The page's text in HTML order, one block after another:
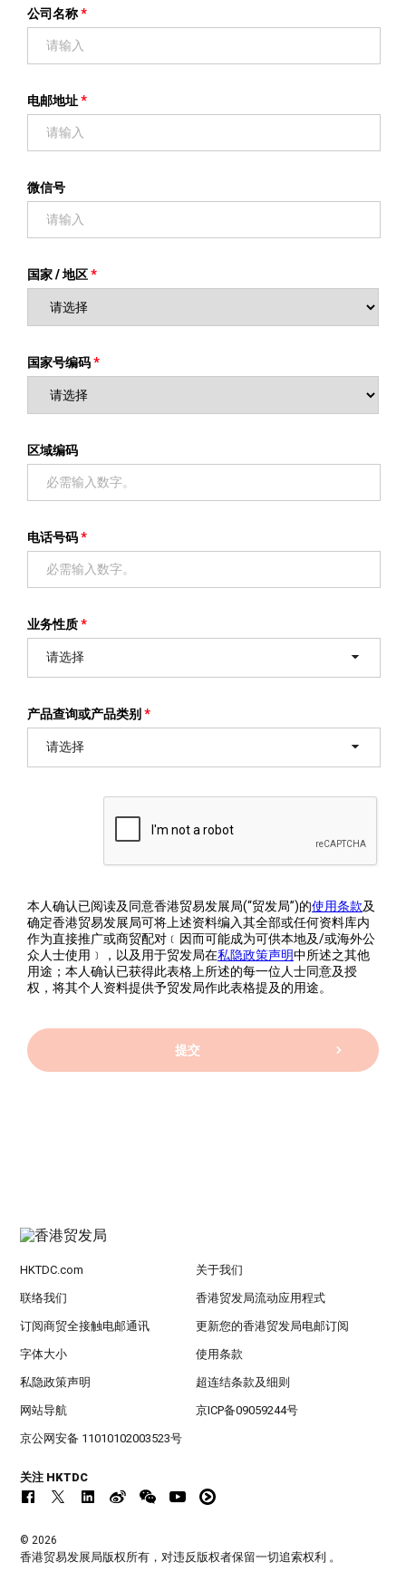
公司名称
电邮地址
微信号
国家 / 地区
国家号编码
区域编码
电话号码
业务性质
请选择
产品查询或产品类别
请选择
本人确认已阅读及同意香港贸易发展局(“贸发局”)的使用条款及
确定香港贸易发展局可将上述资料编入其全部或任何资料库内
作为直接推广或商贸配对﹝因而可能成为可供本地及/或海外公
众人士使用﹞，以及用于贸发局在私隐政策声明中所述之其他
用途；本人确认已获得此表格上所述的每一位人士同意及授
权，将其个人资料提供予贸发局作此表格提及的用途。
提交
HKTDC.com 关于我们
联络我们 香港贸发局流动应用程式
订阅商贸全接触电邮通讯 更新您的香港贸发局电邮订阅
字体大小 使用条款
私隐政策声明 超连结条款及细则
网站导航 京ICP备09059244号
京公网安备 11010102003523号
关注 HKTDC
© 2026
香港贸易发展局版权所有，对违反版权者保留一切追索权利 。